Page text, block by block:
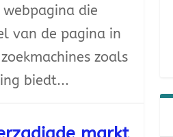
die
van de pagina in
zoals
biedt...